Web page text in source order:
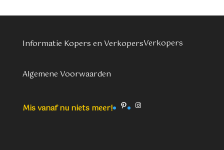
Informatie Kopers en VerkopersVerkopers
Algemene Voorwaarden
Mis vanaf nu niets meer! PinterestInstagram